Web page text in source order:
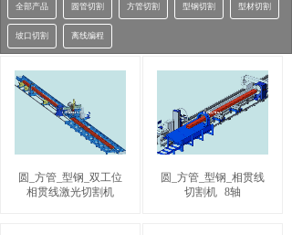
全部产品 圆管切割 方管切割 型钢切割 型材切割
坡口切割 离线编程
圆_方管_型钢_双工位
相贯线激光切割机
圆_方管_型钢_相贯线
切割机 8轴